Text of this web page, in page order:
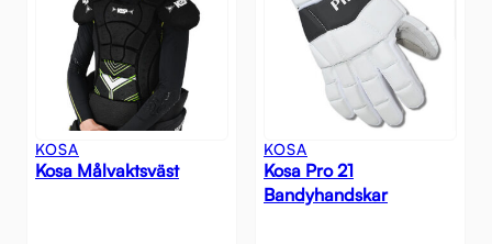
KOSA
Kosa Målvaktsväst
KOSA
Kosa Pro 21
Bandyhandskar